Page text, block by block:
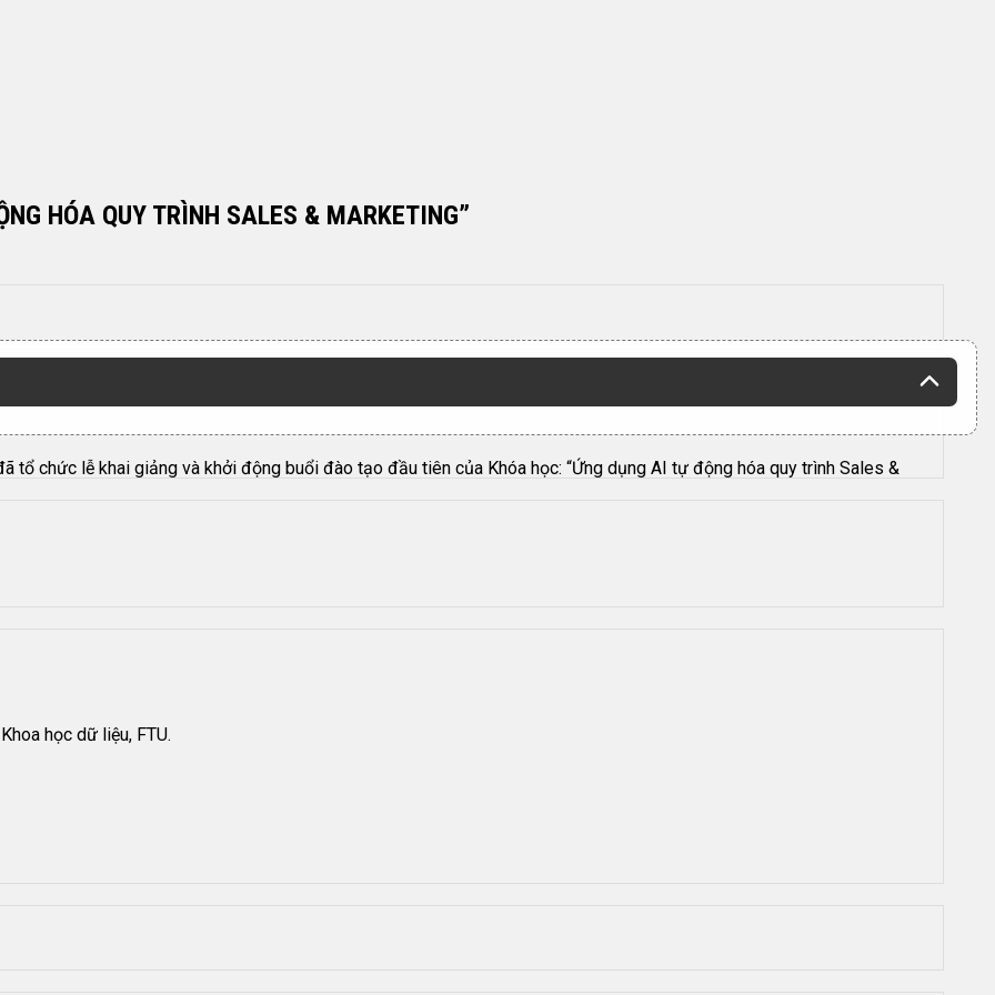
HÓA QUY TRÌNH SALES & MARKETING”
tổ chức lễ khai giảng và khởi động buổi đào tạo đầu tiên của Khóa học: “Ứng dụng AI tự động hóa quy trình Sales &
học dữ liệu, FTU.